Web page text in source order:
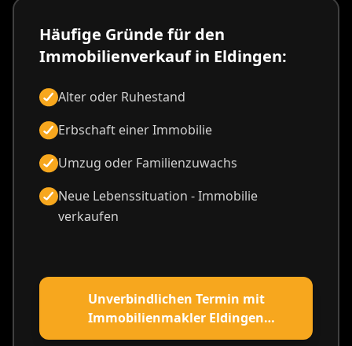
Häufige Gründe für den
Immobilienverkauf in Eldingen:
Alter oder Ruhestand
Erbschaft einer Immobilie
Umzug oder Familienzuwachs
Neue Lebenssituation - Immobilie
verkaufen
Unverbindlichen Termin mit
Immobilienmakler Eldingen
vereinbaren